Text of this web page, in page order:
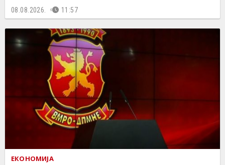
08.08.2026. 11:57
ЕКОНОМИЈА